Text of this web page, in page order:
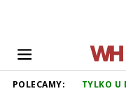
POLECAMY: TYLKO U